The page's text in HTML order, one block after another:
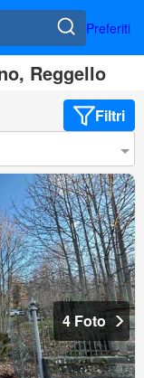
Preferiti
Reggello
Filtri
4 Foto